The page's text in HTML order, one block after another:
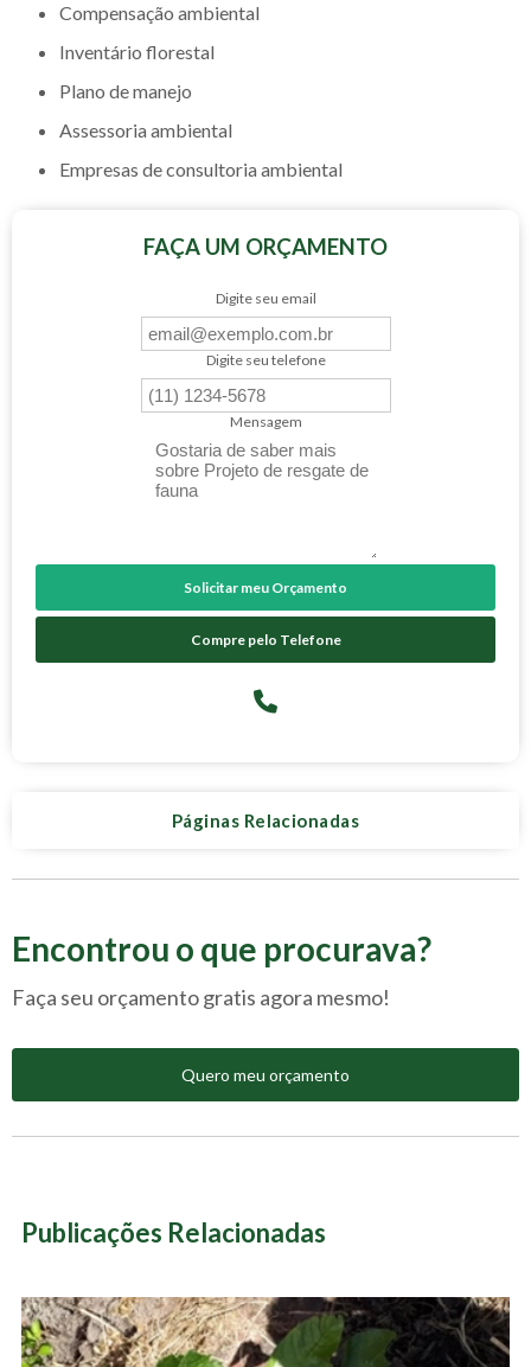
compensação ambiental
inventário florestal
plano de manejo
assessoria ambiental
empresas de consultoria ambiental
FAÇA UM ORÇAMENTO
Digite seu email
Digite seu telefone
Mensagem
Solicitar meu Orçamento
Compre pelo Telefone
Páginas Relacionadas
Encontrou o que procurava?
Faça seu orçamento gratis agora mesmo!
Quero meu orçamento
Publicações Relacionadas